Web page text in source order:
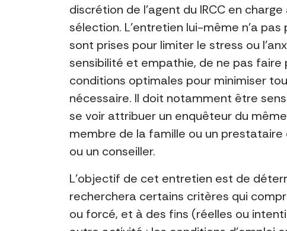
discrétion de l’agent du IRCC en
sélection. L’entretien lui-même n’a
sont prises pour limiter le stress ou
sensibilité et empathie, de ne pas faire
conditions optimales pour minimiser
nécessaire. Il doit notamment être
se voir attribuer un enquêteur du
membre de la famille ou un
ou un conseiller.
L’objectif de cet entretien est de
recherchera certains critères qui
ou forcé, et à des fins (réelles ou